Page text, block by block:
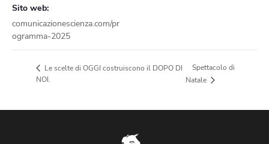
Sito web:
comunicazionescienza.com/pr
ogramma-2025
Le scelte di OGGI costruiscono il DOPO DI
NOI.
Spettacolo di
Natale